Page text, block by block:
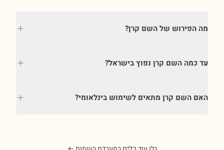
מה הפירוש של השם קרן?
עד כמה השם קרן נפוץ בישראל?
האם השם קרן מתאים לשימוש בינלאומי?